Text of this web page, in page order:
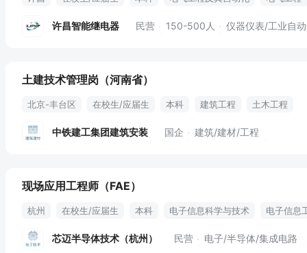
许昌智能继电器 民营 150-500人 仪器仪表/工业自动化丨
土建技术管理岗（河南省）
北京-丰台区 在校生/应届生 本科 建筑工程 土木工程
中铁建工集团建筑安装 国企 建筑/建材/工程
现场应用工程师（FAE）
杭州 在校生/应届生 本科 电子信息科学与技术 电子信息
芯迈半导体技术（杭州） 民营 电子/半导体/集成电路